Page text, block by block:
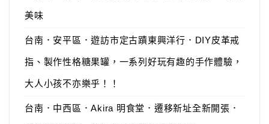
美味
台南．安平區．遊訪市定古蹟東興洋行．DIY皮革戒
指、製作性格糖果罐，一系列好玩有趣的手作體驗，
大人小孩不亦樂乎！！
台南．中西區．Akira 明食堂．遷移新址全新開張．